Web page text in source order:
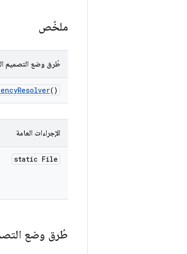
ملخّص
طُرق وضع التصميم
Resolver()
الإجراءات العامة
static File
طُرق وضع